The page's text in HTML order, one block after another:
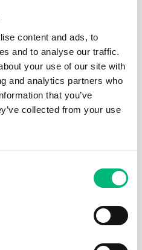
content and ads, to
and to analyse our traffic.
your use of our site with
and analytics partners who
that you’ve
collected from your use
från
60 000 – 90 000
och
på40 000 – 70
vara högre för privata